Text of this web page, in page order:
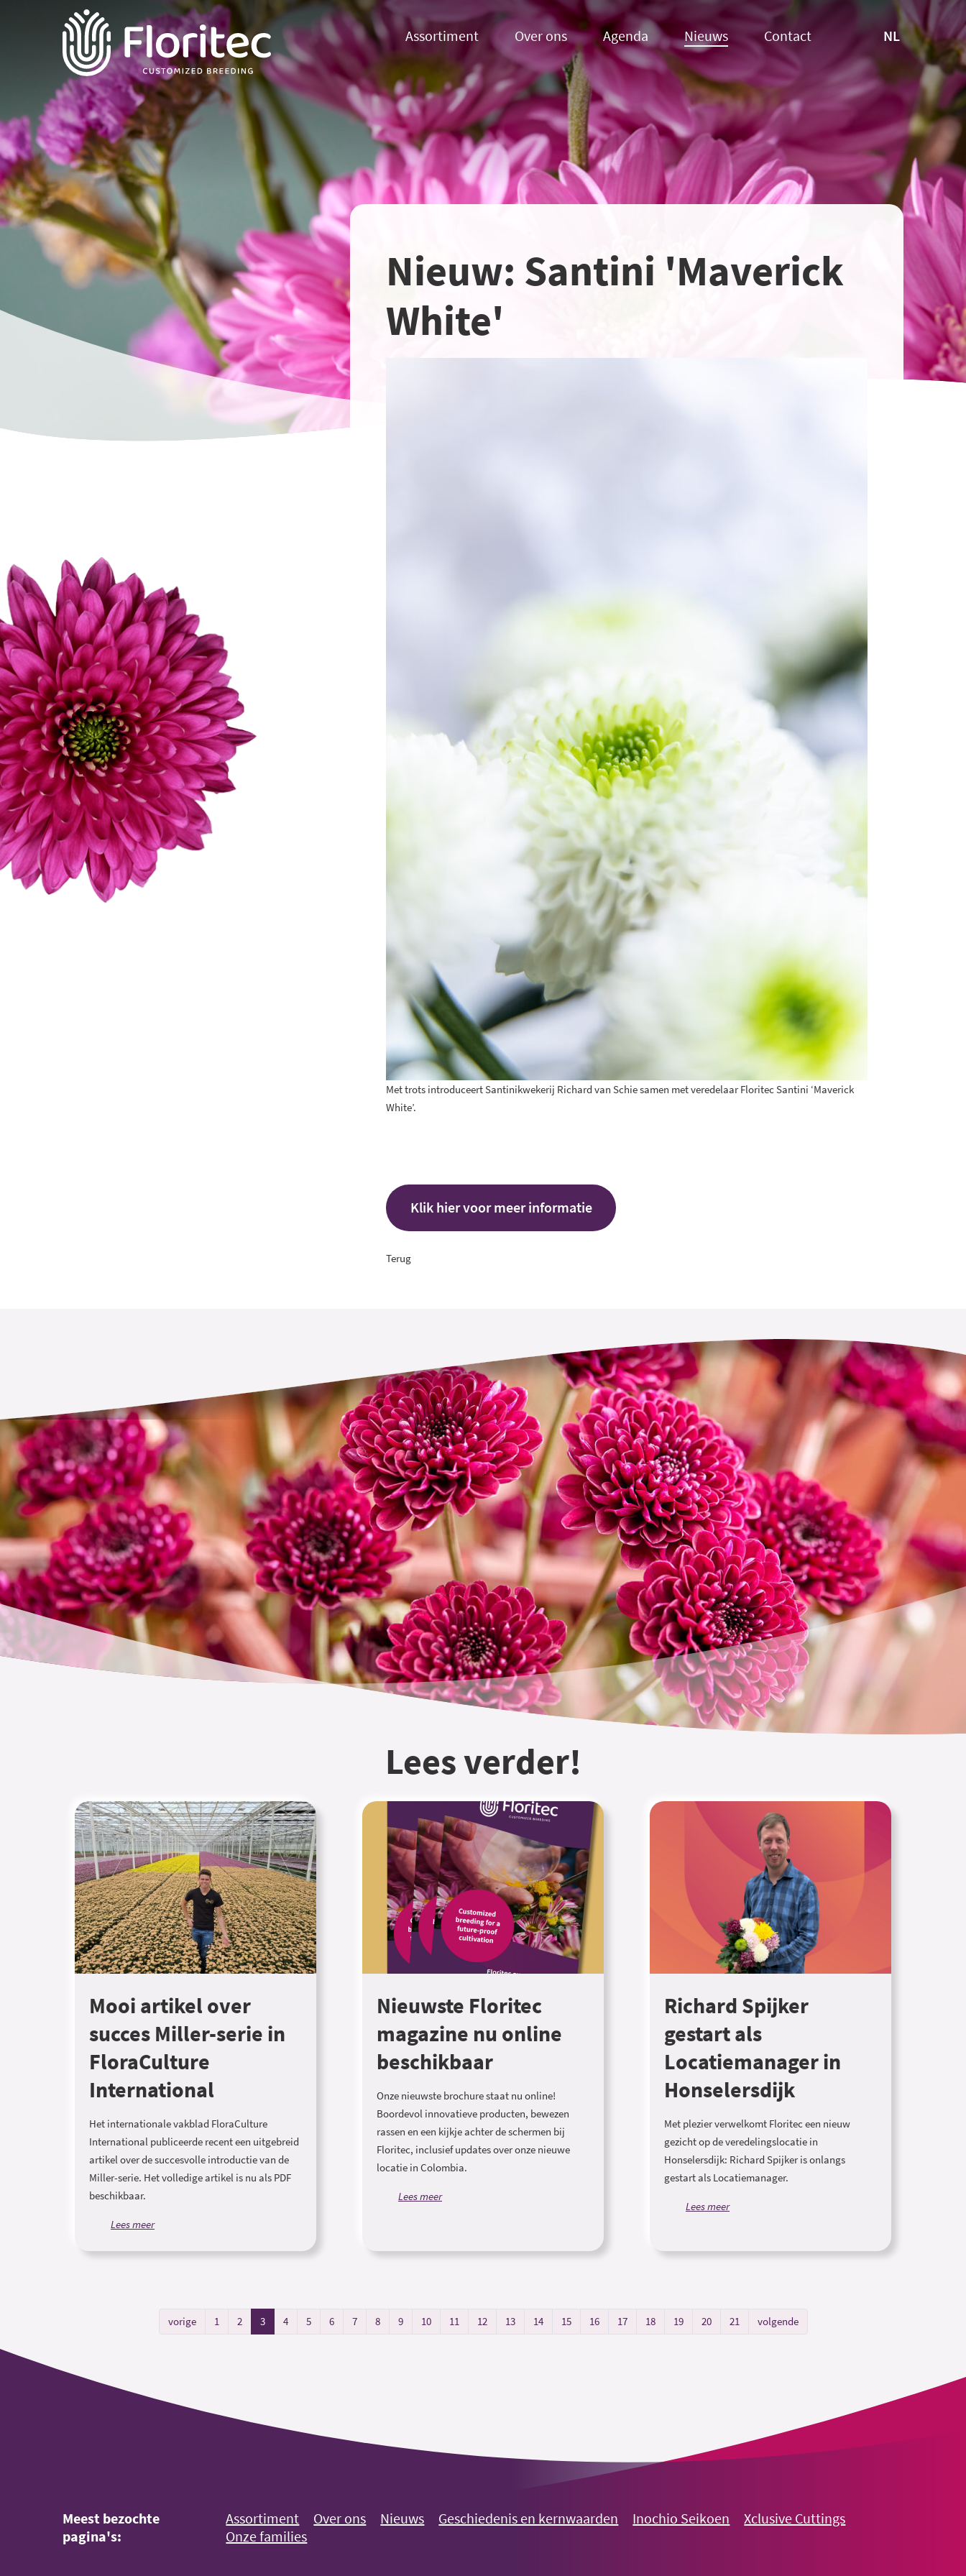
Assortiment Over ons Agenda Nieuws Contact NL
Nieuw: Santini 'Maverick
White'
Met trots introduceert Santinikwekerij Richard van Schie samen met veredelaar Floritec Santini ‘Maverick
White’.
Klik hier voor meer informatie
Terug
Lees verder!
Mooi artikel over
succes Miller-serie in
FloraCulture
International
Het internationale vakblad FloraCulture
International publiceerde recent een uitgebreid
artikel over de succesvolle introductie van de
Miller-serie. Het volledige artikel is nu als PDF
beschikbaar.
Lees meer
Nieuwste Floritec
magazine nu online
beschikbaar
Onze nieuwste brochure staat nu online!
Boordevol innovatieve producten, bewezen
rassen en een kijkje achter de schermen bij
Floritec, inclusief updates over onze nieuwe
locatie in Colombia.
Lees meer
Richard Spijker
gestart als
Locatiemanager in
Honselersdijk
Met plezier verwelkomt Floritec een nieuw
gezicht op de veredelingslocatie in
Honselersdijk: Richard Spijker is onlangs
gestart als Locatiemanager.
Lees meer
vorige 1 2 3 4 5 6 7 8 9 10 11 12 13 14 15 16 17 18 19 20 21 volgende
Meest bezochte
pagina's:
Assortiment Over ons Nieuws Geschiedenis en kernwaarden Inochio Seikoen
Xclusive Cuttings
Onze families